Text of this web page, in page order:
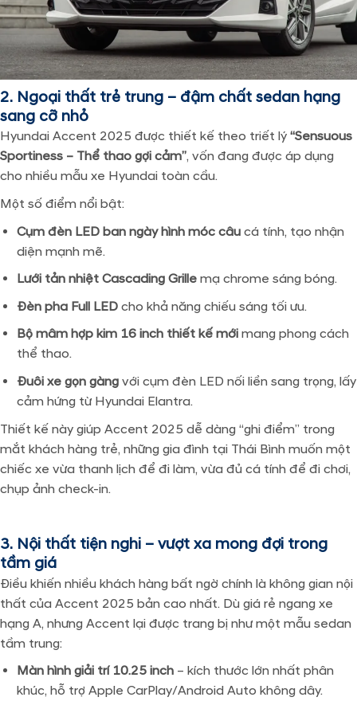
2. Ngoại thất trẻ trung – đậm chất sedan hạng
sang cỡ nhỏ
Hyundai Accent 2025 được thiết kế theo triết lý “Sensuous
Sportiness – Thể thao gợi cảm”, vốn đang được áp dụng
cho nhiều mẫu xe Hyundai toàn cầu.
Một số điểm nổi bật:
Cụm đèn LED ban ngày hình móc câucá tính, tạo nhận
diện mạnh mẽ.
Lưới tản nhiệt Cascading Grillemạ chrome sáng bóng.
Đèn pha Full LEDcho khả năng chiếu sáng tối ưu.
Bộ mâm hợp kim 16 inch thiết kế mớimang phong cách
thể thao.
Đuôi xe gọn gàngvới cụm đèn LED nối liền sang trọng, lấy
cảm hứng từ Hyundai Elantra.
Thiết kế này giúp Accent 2025 dễ dàng “ghi điểm” trong
mắt khách hàng trẻ, những gia đình tại Thái Bình muốn một
chiếc xe vừa thanh lịch để đi làm, vừa đủ cá tính để đi chơi,
chụp ảnh check-in.
3. Nội thất tiện nghi – vượt xa mong đợi trong
tầm giá
Điều khiến nhiều khách hàng bất ngờ chính là không gian nội
thất của Accent 2025 bản cao nhất. Dù giá rẻ ngang xe
hạng A, nhưng Accent lại được trang bị như một mẫu sedan
tầm trung:
Màn hình giải trí 10.25 inch– kích thước lớn nhất phân
khúc, hỗ trợ Apple CarPlay/Android Auto không dây.